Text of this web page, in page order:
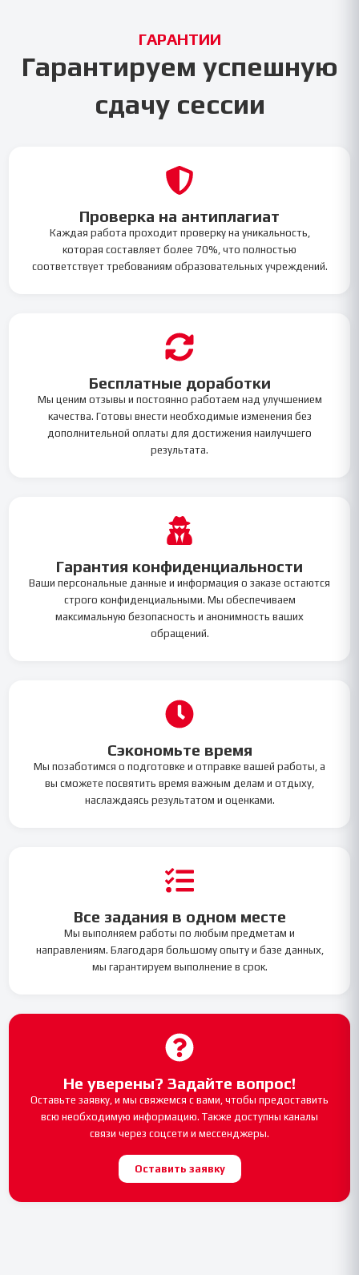
ГАРАНТИИ
Гарантируем успешную
сдачу сессии
Проверка на антиплагиат
Каждая работа проходит проверку на уникальность,
которая составляет более 70%, что полностью
соответствует требованиям образовательных учреждений.
Бесплатные доработки
Мы ценим отзывы и постоянно работаем над улучшением
качества. Готовы внести необходимые изменения без
дополнительной оплаты для достижения наилучшего
результата.
Гарантия конфиденциальности
Ваши персональные данные и информация о заказе остаются
строго конфиденциальными. Мы обеспечиваем
максимальную безопасность и анонимность ваших
обращений.
Сэкономьте время
Мы позаботимся о подготовке и отправке вашей работы, а
вы сможете посвятить время важным делам и отдыху,
наслаждаясь результатом и оценками.
Все задания в одном месте
Мы выполняем работы по любым предметам и
направлениям. Благодаря большому опыту и базе данных,
мы гарантируем выполнение в срок.
Не уверены? Задайте вопрос!
Оставьте заявку, и мы свяжемся с вами, чтобы предоставить
всю необходимую информацию. Также доступны каналы
связи через соцсети и мессенджеры.
Оставить заявку